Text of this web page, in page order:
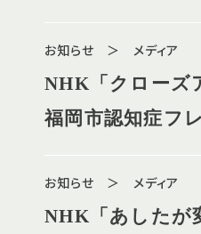
お知らせ ＞ メディア
NHK「クローズ
福岡市認知症フ
お知らせ ＞ メディア
NHK「あしたが